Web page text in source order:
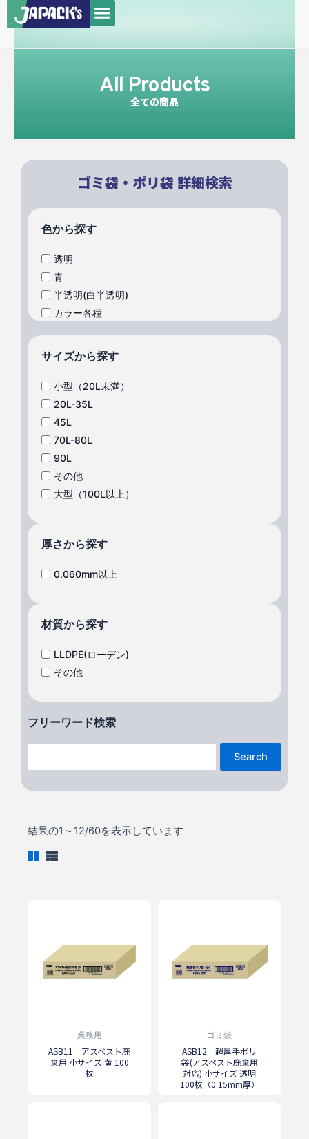
容
メ
ニ
ュ
All Products
全ての商品
ゴミ袋・ポリ袋 詳細検索
色から探す
透明
青
半透明(白半透明)
カラー各種
サイズから探す
小型（20L未満）
20L-35L
45L
70L-80L
90L
その他
大型（100L以上）
厚さから探す
0.060mm以上
材質から探す
LLDPE(ローデン)
その他
フリーワード検索
Search
結果の1～12/60を表示しています
業務用
ASB11 アスベスト廃
棄用 小サイズ 黄 100
枚
ゴミ袋
ASB12 超厚手ポリ
袋(アスベスト廃棄用
対応) 小サイズ 透明
100枚（0.15mm厚）